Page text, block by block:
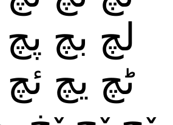
لچ بچ پچ
ٹچ يچ ئچ